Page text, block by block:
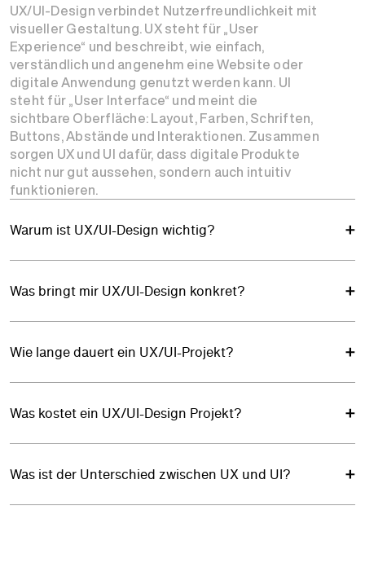
UX/UI-Design verbindet Nutzerfreundlichkeit mit
visueller Gestaltung. UX steht für „User
Experience“ und beschreibt, wie einfach,
verständlich und angenehm eine Website oder
digitale Anwendung genutzt werden kann. UI
steht für „User Interface“ und meint die
sichtbare Oberfläche: Layout, Farben, Schriften,
Buttons, Abstände und Interaktionen. Zusammen
sorgen UX und UI dafür, dass digitale Produkte
nicht nur gut aussehen, sondern auch intuitiv
funktionieren.
Warum ist UX/UI-Design wichtig?
Was bringt mir UX/UI-Design konkret?
Wie lange dauert ein UX/UI-Projekt?
Was kostet ein UX/UI-Design Projekt?
Was ist der Unterschied zwischen UX und UI?